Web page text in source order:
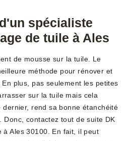
spécialiste
de tuile à Ales
de mousse sur la tuile. Le
méthode pour rénover et
plus, pas seulement les petites
sur la tuile mais cela
rend sa bonne étanchéité
Donc, contactez tout de suite DK
à Ales 30100. En fait, il peut